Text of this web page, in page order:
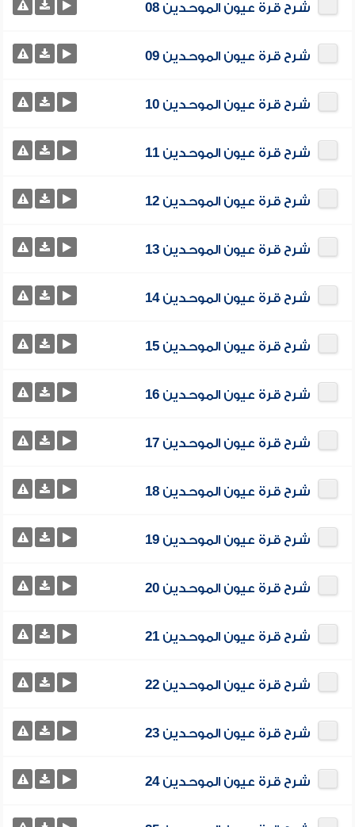
شرح قرة عيون الموحدين 08
شرح قرة عيون الموحدين 09
شرح قرة عيون الموحدين 10
شرح قرة عيون الموحدين 11
شرح قرة عيون الموحدين 12
شرح قرة عيون الموحدين 13
شرح قرة عيون الموحدين 14
شرح قرة عيون الموحدين 15
شرح قرة عيون الموحدين 16
شرح قرة عيون الموحدين 17
شرح قرة عيون الموحدين 18
شرح قرة عيون الموحدين 19
شرح قرة عيون الموحدين 20
شرح قرة عيون الموحدين 21
شرح قرة عيون الموحدين 22
شرح قرة عيون الموحدين 23
شرح قرة عيون الموحدين 24